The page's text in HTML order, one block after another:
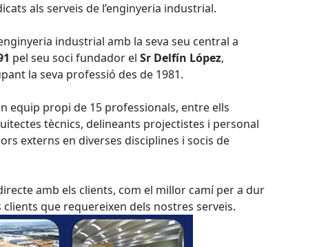
als serveis de l’enginyeria industrial.
industrial amb la seva seu central a
pel seu soci fundador el Sr Delfín López,
la seva professió des de 1981.
equip propi de 15 professionals, entre ells
tècnics, delineants projectistes i personal
externs en diverses disciplines i socis de
amb els clients, com el millor camí per a dur
que requereixen dels nostres serveis.